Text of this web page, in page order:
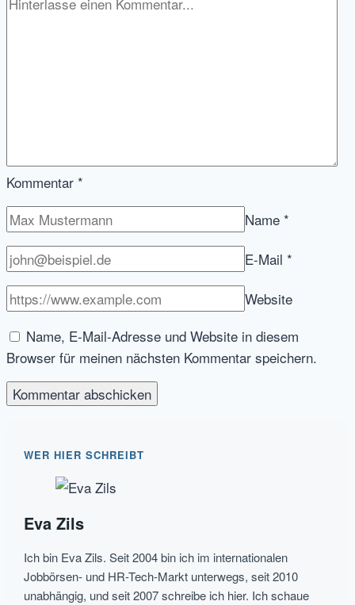
Kommentar *
Name *
E-Mail *
Website
Name, E-Mail-Adresse und Website in diesem
Browser für meinen nächsten Kommentar speichern.
WER HIER SCHREIBT
Eva Zils
Ich bin Eva Zils. Seit 2004 bin ich im internationalen
Jobbörsen- und HR-Tech-Markt unterwegs, seit 2010
unabhängig, und seit 2007 schreibe ich hier. Ich schaue